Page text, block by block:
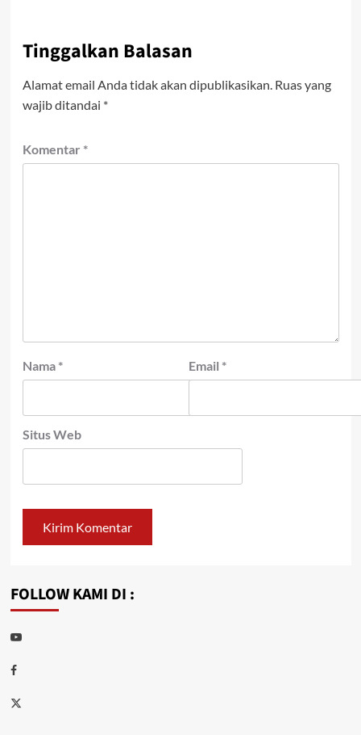
Tinggalkan Balasan
Alamat email Anda tidak akan dipublikasikan. Ruas yang
wajib ditandai *
Komentar *
Nama * Email *
Situs Web
FOLLOW KAMI DI :
Youtube
Facebook
Twitter